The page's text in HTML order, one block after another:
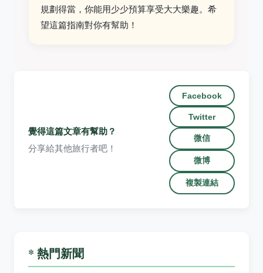
規劃得當，你能用少少預算享受大大樂趣。希
望這篇指南對你有幫助！
覺得這篇文章有幫助？
分享給其他旅行者吧！
Facebook
Twitter
微信
微博
複製連結
* 熱門新聞